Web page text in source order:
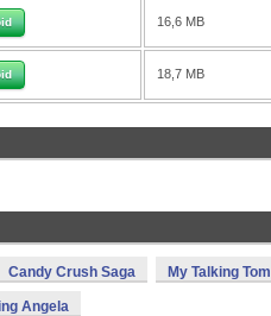
16,6 MB
18,7 MB
Candy Crush Saga My Talking Tom
Angela